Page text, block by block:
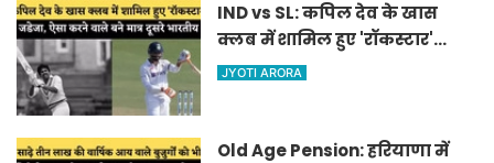
IND vs SL: कपिल देव के खास
क्लब में शामिल हुए 'रॉकस्टार'
जडेजा, ऐसा करने वाले बने मात्र
JYOTI ARORA
Old Age Pension: हरियाणा में